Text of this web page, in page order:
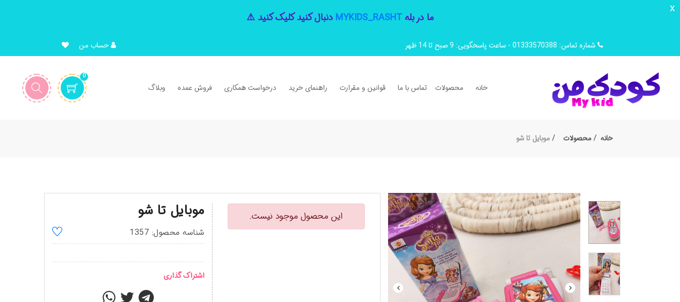
ما در بلهMYKIDS_RASHT دنبال کنید کلیک کنید ⚠️
x
حساب من شماره تماس: 01333570388 - ساعت پاسخگویی: 9 صبح تا 14 ظهر
0
خانه محصولات تماس با ما قوانین و مقرارت راهنمای خرید درخواست همکاری فروش عمده وبلاگ
خانه محصولات موبایل تا شو
این محصول موجود نیست. موبایل تا شو
شناسه محصول: 1357
اشتراک گذاری